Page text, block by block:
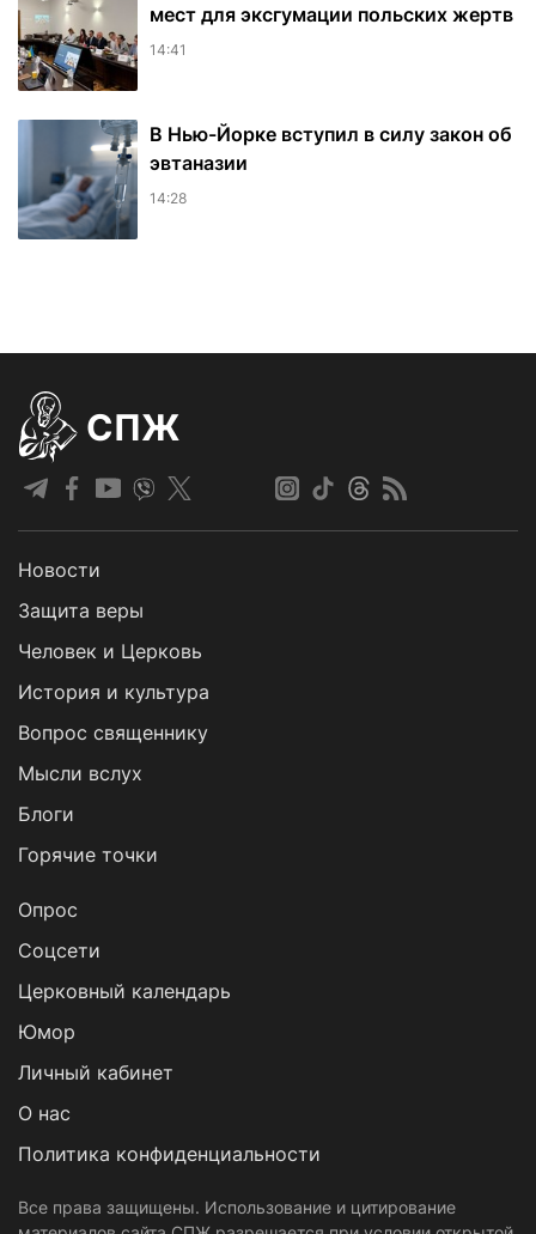
мест для эксгумации польских жертв
14:41
В Нью-Йорке вступил в силу закон об
эвтаназии
14:28
СПЖ
Новости
Защита веры
Человек и Церковь
История и культура
Вопрос священнику
Мысли вслух
Блоги
Горячие точки
Опрос
Cоцсети
Церковный календарь
Юмор
Личный кабинет
О нас
Политика конфиденциальности
Все права защищены. Использование и цитирование